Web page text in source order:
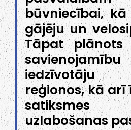
būvniecībai,
gājēju un
Tāpat plānots
iedzīvotāju
reģionos, kā arī
satiksmes
uzlabošanas